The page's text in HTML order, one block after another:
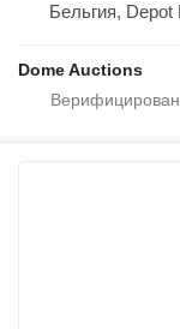
Бельгия, Depot
Dome Auctions